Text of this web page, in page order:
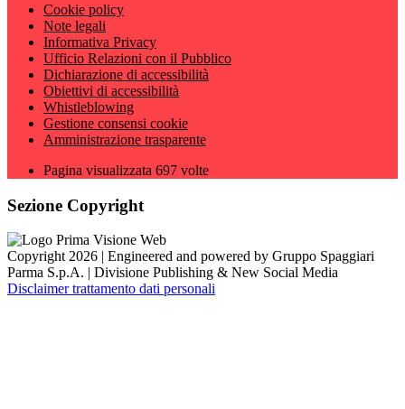
Cookie policy
Note legali
Informativa Privacy
Ufficio Relazioni con il Pubblico
Dichiarazione di accessibilità
Obiettivi di accessibilità
Whistleblowing
Gestione consensi cookie
Amministrazione trasparente
Pagina visualizzata 697 volte
Sezione Copyright
Copyright 2026 | Engineered and powered by Gruppo Spaggiari
Parma S.p.A. | Divisione Publishing & New Social Media
Disclaimer trattamento dati personali